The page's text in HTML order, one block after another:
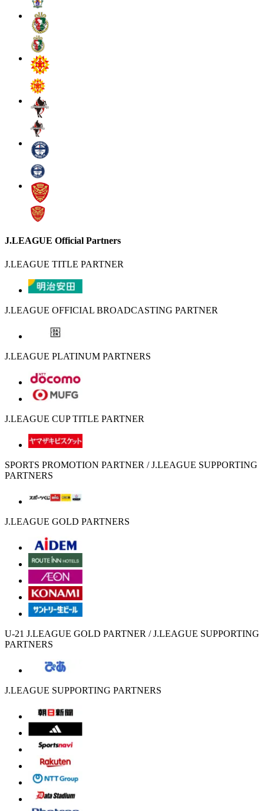
J.LEAGUE Official Partners
J.LEAGUE TITLE PARTNER
J.LEAGUE OFFICIAL BROADCASTING PARTNER
J.LEAGUE PLATINUM PARTNERS
J.LEAGUE CUP TITLE PARTNER
SPORTS PROMOTION PARTNER / J.LEAGUE SUPPORTING
PARTNERS
J.LEAGUE GOLD PARTNERS
U-21 J.LEAGUE GOLD PARTNER / J.LEAGUE SUPPORTING
PARTNERS
J.LEAGUE SUPPORTING PARTNERS